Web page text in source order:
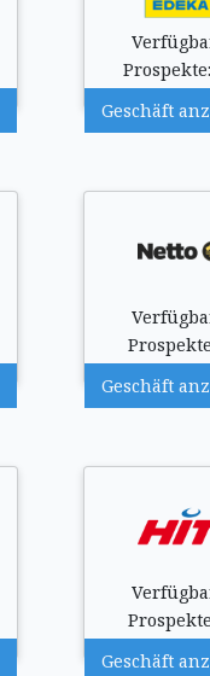
Geschäft
Geschäft
Geschäft